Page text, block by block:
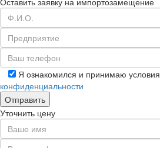
Я ознакомился и принимаю условия
конфиденциальности
Уточнить цену